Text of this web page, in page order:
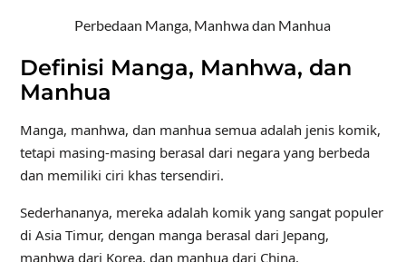
Perbedaan Manga, Manhwa dan Manhua
Definisi Manga, Manhwa, dan
Manhua
Manga, manhwa, dan manhua semua adalah jenis komik,
tetapi masing-masing berasal dari negara yang berbeda
dan memiliki ciri khas tersendiri.
Sederhananya, mereka adalah komik yang sangat populer
di Asia Timur, dengan manga berasal dari Jepang,
manhwa dari Korea, dan manhua dari China.